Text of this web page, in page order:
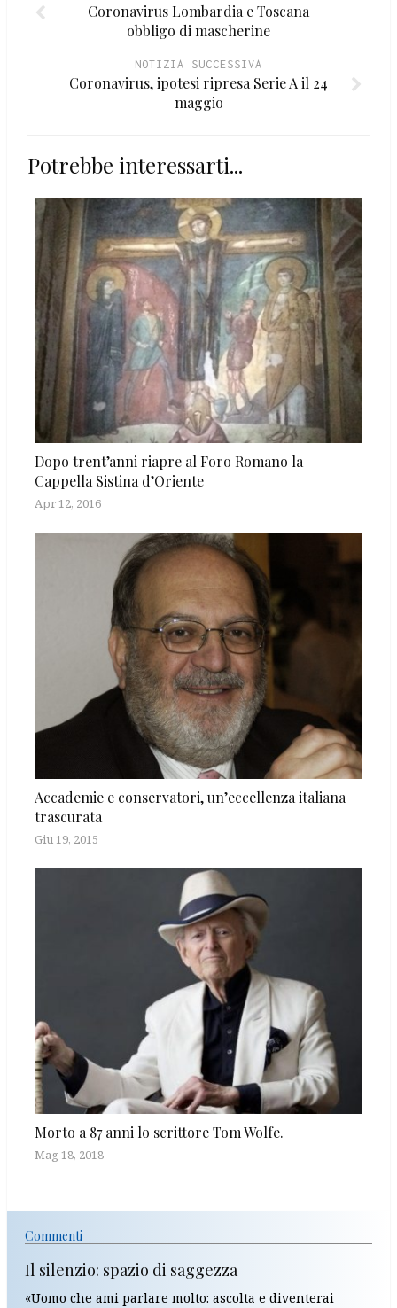
Coronavirus Lombardia e Toscana
obbligo di mascherine
NOTIZIA SUCCESSIVA
Coronavirus, ipotesi ripresa Serie A il 24
maggio
Potrebbe interessarti...
Dopo trent’anni riapre al Foro Romano la
Cappella Sistina d’Oriente
Apr 12, 2016
Accademie e conservatori, un’eccellenza italiana
trascurata
Giu 19, 2015
Morto a 87 anni lo scrittore Tom Wolfe.
Mag 18, 2018
Commenti
Il silenzio: spazio di saggezza
«Uomo che ami parlare molto: ascolta e diventerai